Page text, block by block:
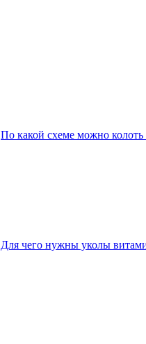
По какой схеме можно
Для чего нужны уколы